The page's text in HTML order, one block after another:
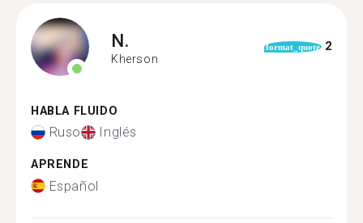
N.
Kherson
format_quote 2
HABLA FLUIDO
Ruso Inglés
APRENDE
Español